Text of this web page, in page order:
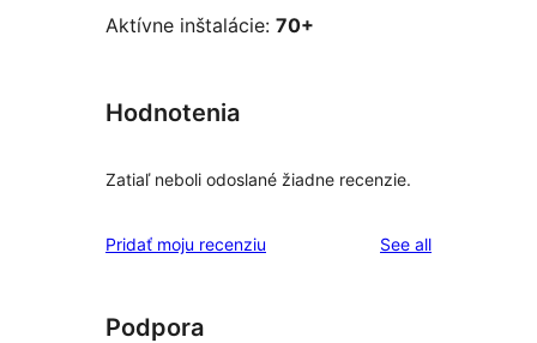
Aktívne inštalácie: 70+
Hodnotenia
Zatiaľ neboli odoslané žiadne recenzie.
Pridať moju recenziu See allreviews
Podpora